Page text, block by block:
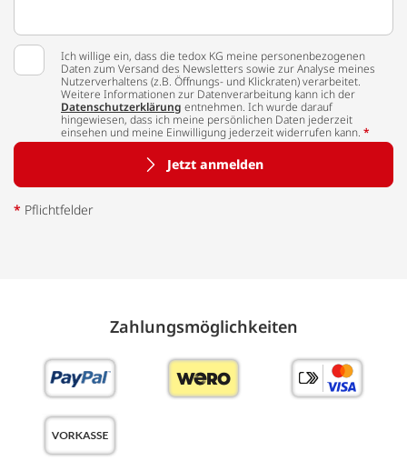
Ich willige ein, dass die tedox KG meine personenbezogenen
Daten zum Versand des Newsletters sowie zur Analyse meines
Nutzerverhaltens (z.B. Öffnungs- und Klickraten) verarbeitet.
Weitere Informationen zur Datenverarbeitung kann ich der
Datenschutzerklärung entnehmen. Ich wurde darauf
hingewiesen, dass ich meine persönlichen Daten jederzeit
einsehen und meine Einwilligung jederzeit widerrufen kann. *
Jetzt anmelden
* Pflichtfelder
Zahlungs­möglich­keiten